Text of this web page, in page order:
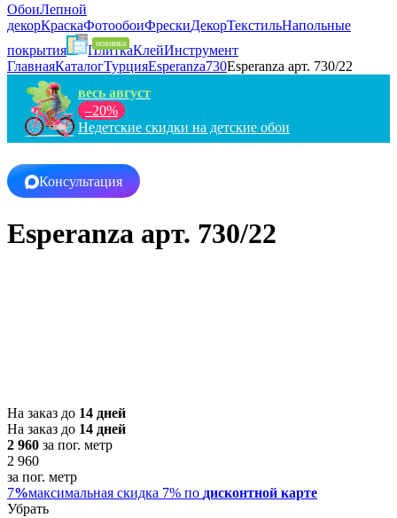
ОбоиЛепной
декорКраскаФотообоиФрескиДекорТекстильНапольные
покрытия
ПлиткаКлейИнструмент
ГлавнаяКаталогТурцияEsperanza730Esperanza арт. 730/22
весь август
–20%
Недетские скидки на детские обои
Консультация
Esperanza арт. 730/22
На заказ до 14 дней
На заказ до 14 дней
2 960 за пог. метр
2 960
за пог. метр
7%максимальная скидка 7% по дисконтной карте
Убрать